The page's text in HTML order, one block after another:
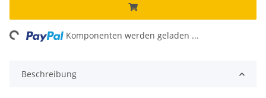
Komponenten werden geladen ...
Beschreibung